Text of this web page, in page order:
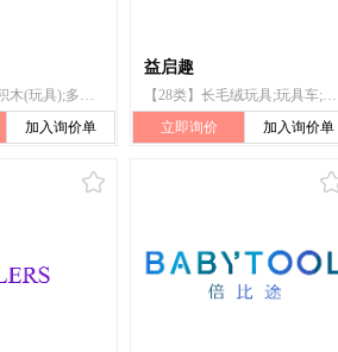
【28类】玩具;积木(玩具);多米诺骨牌;室内游戏玩具;玩具模型;拼图玩具;玩具车;智能玩具;游戏器具;肥皂泡(玩具)
加入询价单
益启趣
【28类】长毛绒玩具;玩具车;玩具;积木（玩具）;室内游戏玩具;多米诺骨牌;玩具小屋;摇摆木马;滑板;游泳池（娱乐用品）
立即询价
加入询价单